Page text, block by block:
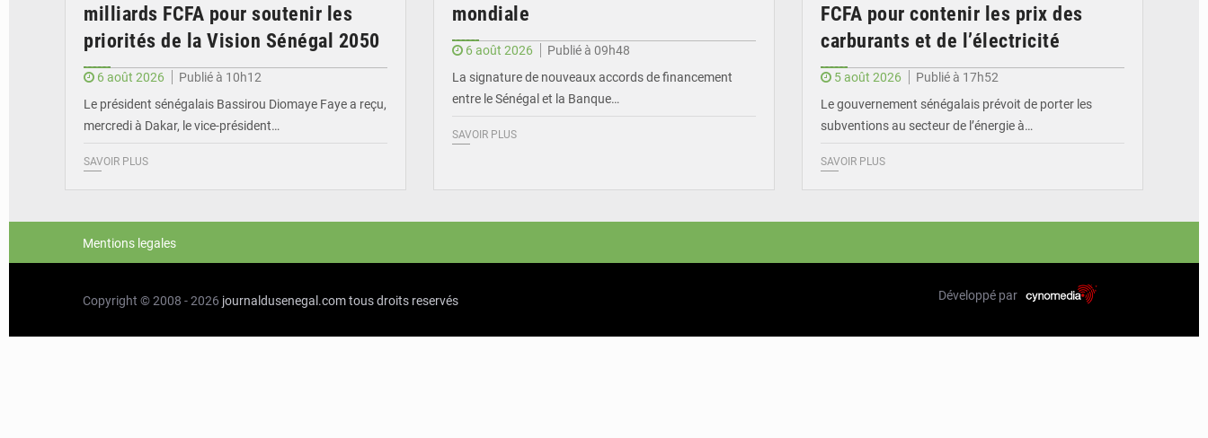
milliards FCFA pour soutenir les
priorités de la Vision Sénégal 2050
6 août 2026
Publié à 10h12
Le président sénégalais Bassirou Diomaye Faye a reçu,
mercredi à Dakar, le vice-président…
SAVOIR PLUS
mondiale
6 août 2026
Publié à 09h48
La signature de nouveaux accords de financement
entre le Sénégal et la Banque…
SAVOIR PLUS
FCFA pour contenir les prix des
carburants et de l’électricité
5 août 2026
Publié à 17h52
Le gouvernement sénégalais prévoit de porter les
subventions au secteur de l’énergie à…
SAVOIR PLUS
Mentions legales
Copyright © 2008 - 2026 journaldusenegal.comtous droits reservés Développé par